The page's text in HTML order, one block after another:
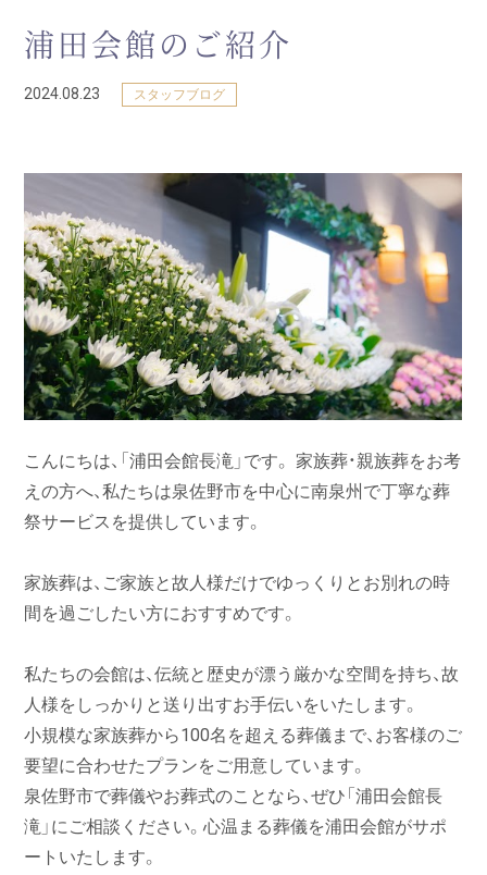
浦田会館のご紹介
2024.08.23 スタッフブログ
こんにちは、「浦田会館長滝」です。 家族葬・親族葬をお考
えの方へ、私たちは泉佐野市を中心に南泉州で丁寧な葬
祭サービスを提供しています。
家族葬は、ご家族と故人様だけでゆっくりとお別れの時
間を過ごしたい方におすすめです。
私たちの会館は、伝統と歴史が漂う厳かな空間を持ち、故
人様をしっかりと送り出すお手伝いをいたします。
小規模な家族葬から100名を超える葬儀まで、お客様のご
要望に合わせたプランをご用意しています。
泉佐野市で葬儀やお葬式のことなら、ぜひ「浦田会館長
滝」にご相談ください。心温まる葬儀を浦田会館がサポ
ートいたします。